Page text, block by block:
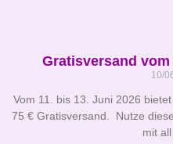
Gratisversand vom
10/
Vom 11. bis 13. Juni 2026
75 € Gratisversand. Nutze
mit